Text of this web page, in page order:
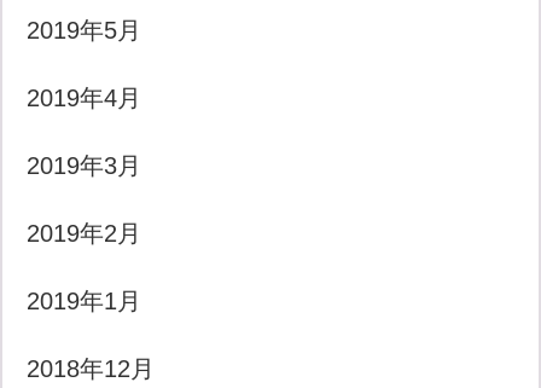
2019年5月
2019年4月
2019年3月
2019年2月
2019年1月
2018年12月